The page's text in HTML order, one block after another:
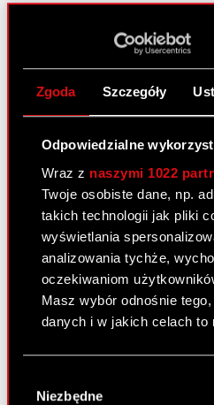
Zgoda Szczegóły
Odpowiedzialne
Wraz z naszymi 1022
Twoje osobiste dane, np.
takich technologii jak pliki
wyświetlania
analizowania tychże,
oczekiwaniom
Masz wybór odnośnie
danych i w jakich celach to
Gromadzić dane
zgody
Niezbędne
O CD PROJEKT
Grupa Kapitałowa
Inwestorzy
Zrównoważony
Media
Kariera
Kontakt
Szukaj
Produkty
Cyberpunk 2077:
Cyberpunk 2077